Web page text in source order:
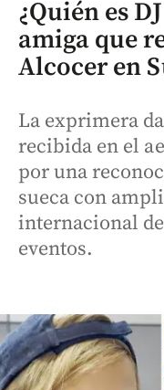
¿Quién es
amiga que
Alcocer en
La exprimera
recibida en el
por una
sueca con
internacional
eventos.